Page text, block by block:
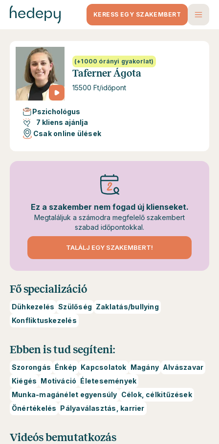
KERESS EGY SZAKEMBERT
(+1000 órányi gyakorlat)
Taferner Ágota
15500 Ft/időpont
Pszichológus
7 kliens ajánlja
Csak online ülések
Ez a szakember nem fogad új klienseket.
Megtaláljuk a számodra megfelelő szakembert
szabad időpontokkal.
TALÁLJ EGY SZAKEMBERT!
Fő specializáció
Dühkezelés Szülőség Zaklatás/bullying
Konfliktuskezelés
Ebben is tud segíteni:
Szorongás Énkép Kapcsolatok Magány Alvászavar
Kiégés Motiváció Életesemények
Munka-magánélet egyensúly Célok, célkitűzések
Önértékelés Pályaválasztás, karrier
Videós bemutatkozás